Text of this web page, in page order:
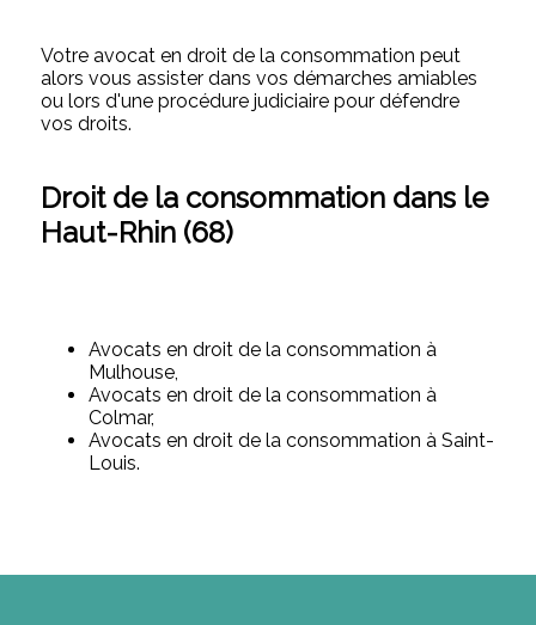
Votre avocat en droit de la consommation peut
alors vous assister dans vos démarches amiables
ou lors d'une procédure judiciaire pour défendre
vos droits.
Droit de la consommation dans le
Haut-Rhin (68)
Avocats en droit de la consommation à
Mulhouse,
Avocats en droit de la consommation à
Colmar,
Avocats en droit de la consommation à Saint-
Louis.